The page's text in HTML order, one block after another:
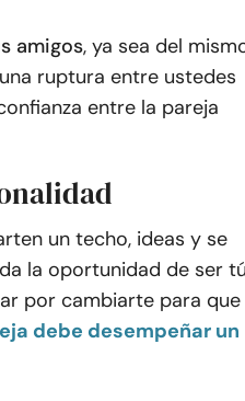
amigos, ya sea del
ruptura entre ustedes
entre la pareja
un techo, ideas y se
la oportunidad de ser
por cambiarte para que
debe desempeñar un